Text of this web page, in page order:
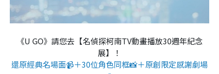
《U GO》請您去【名偵探柯南TV動畫播放30週年紀念
展】！
還原經典名場面📹＋30位角色同框📸＋原創限定感謝劇場